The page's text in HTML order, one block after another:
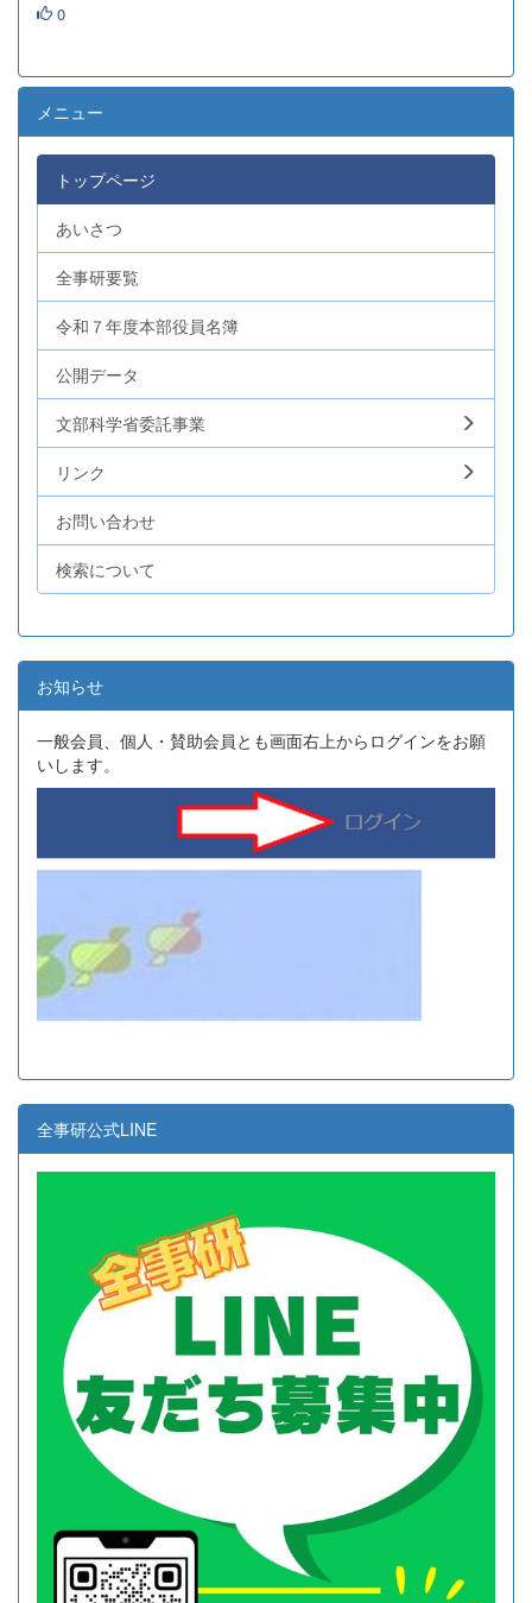
0
メニュー
トップページ
あいさつ
全事研要覧
令和７年度本部役員名簿
公開データ
文部科学省委託事業
リンク
お問い合わせ
検索について
お知らせ
一般会員、個人・賛助会員とも画面右上からログインをお願
いします。
全事研公式LINE